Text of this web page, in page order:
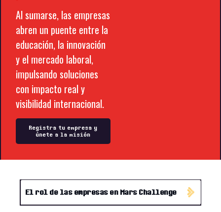
Al sumarse, las empresas
abren un puente entre la
educación, la innovación
y el mercado laboral,
impulsando soluciones
con impacto real y
visibilidad internacional.
Registra tu empresa y
únete a la misión
El rol de las empresas en Mars Challenge